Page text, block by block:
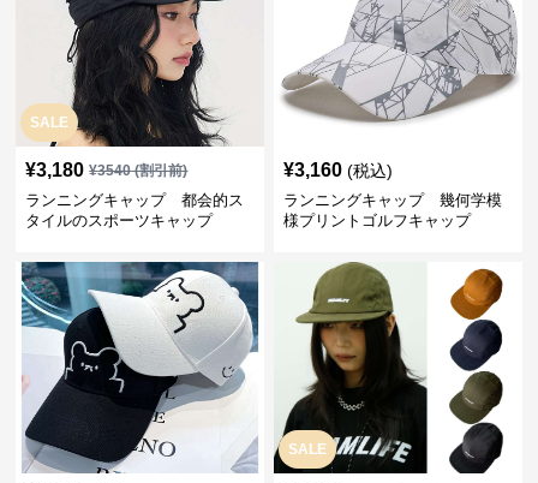
SALE
¥3,180 ¥3540(割引前)
ランニングキャップ 都会的ス
タイルのスポーツキャップ
¥3,160 (税込)
ランニングキャップ 幾何学模
様プリントゴルフキャップ
SALE